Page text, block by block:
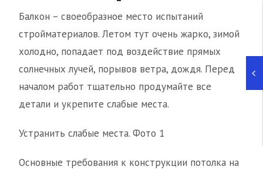
Балкон – своеобразное место испытаний
стройматериалов. Летом тут очень жарко, зимой
холодно, попадает под воздействие прямых
солнечных лучей, порывов ветра, дождя. Перед
началом работ тщательно продумайте все
детали и укрепите слабые места.
Устранить слабые места. Фото 1
Основные требования к конструкции потолка на